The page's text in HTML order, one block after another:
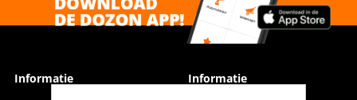
Informatie Informatie